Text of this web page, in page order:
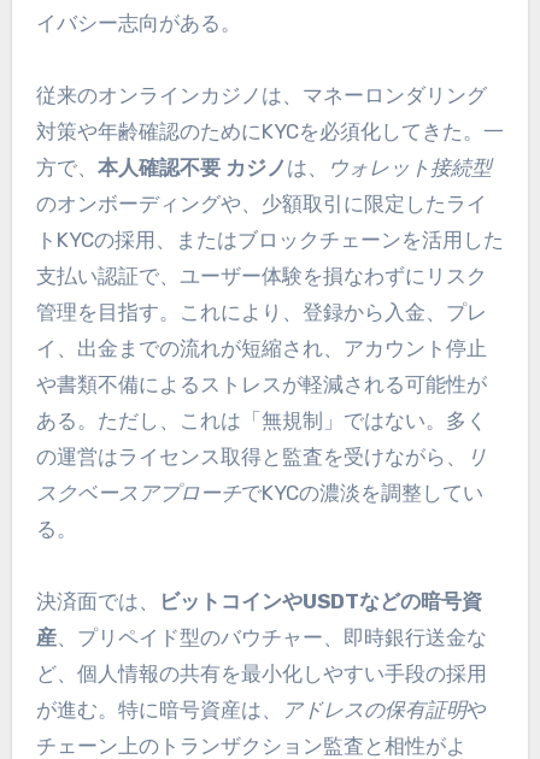
イバシー志向がある。
従来のオンラインカジノは、マネーロンダリング
対策や年齢確認のためにKYCを必須化してきた。一
方で、 本人確認不要 カジノは、
ウォレット接続型
のオンボーディングや、少額取引に限定したライ
トKYCの採用、またはブロックチェーンを活用した
支払い認証で、ユーザー体験を損なわずにリスク
管理を目指す。これにより、登録から入金、プレ
イ、出金までの流れが短縮され、アカウント停止
や書類不備によるストレスが軽減される可能性が
ある。ただし、これは「無規制」ではない。多く
の運営はライセンス取得と監査を受けながら、
リ
スクベースアプローチでKYCの濃淡を調整してい
る。
決済面では、
ビットコインやUSDTなどの暗号資
産、プリペイド型のバウチャー、即時銀行送金な
ど、個人情報の共有を最小化しやすい手段の採用
が進む。特に暗号資産は、
アドレスの保有証明や
チェーン上のトランザクション監査と相性がよ